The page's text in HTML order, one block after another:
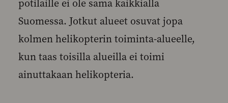
potilaille ei ole sama kaikkialla
Suomessa. Jotkut alueet osuvat jopa
kolmen helikopterin toiminta-alueelle,
kun taas toisilla alueilla ei toimi
ainuttakaan helikopteria.